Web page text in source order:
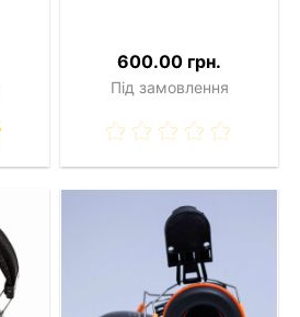
600.00 грн.
Під замовлення